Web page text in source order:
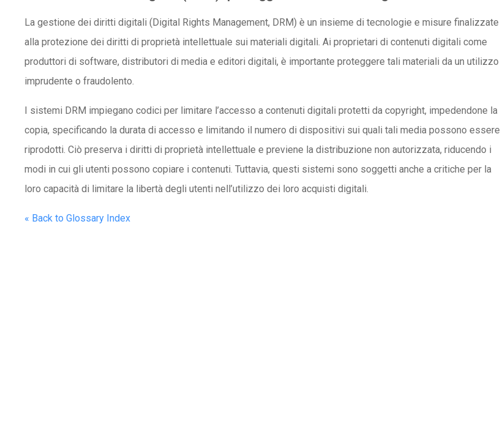
La gestione dei diritti digitali (Digital Rights Management, DRM) è un insieme di tecnologie e misure finalizzate
alla protezione dei diritti di proprietà intellettuale sui materiali digitali. Ai proprietari di contenuti digitali come
produttori di software, distributori di media e editori digitali, è importante proteggere tali materiali da un utilizzo
imprudente o fraudolento.
I sistemi DRM impiegano codici per limitare l’accesso a contenuti digitali protetti da copyright, impedendone la
copia, specificando la durata di accesso e limitando il numero di dispositivi sui quali tali media possono essere
riprodotti. Ciò preserva i diritti di proprietà intellettuale e previene la distribuzione non autorizzata, riducendo i
modi in cui gli utenti possono copiare i contenuti. Tuttavia, questi sistemi sono soggetti anche a critiche per la
loro capacità di limitare la libertà degli utenti nell’utilizzo dei loro acquisti digitali.
« Back to Glossary Index